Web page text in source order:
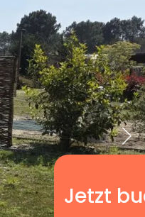
Jetzt